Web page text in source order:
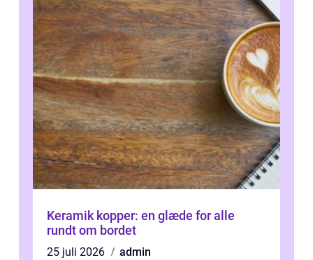
Keramik kopper: en glæde for alle
rundt om bordet
25 juli 2026
admin